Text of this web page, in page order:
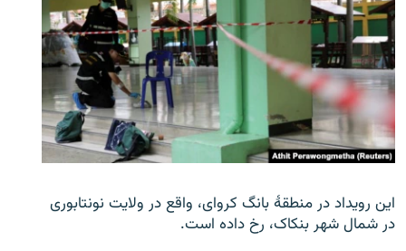
این رویداد در منطقۀ بانگ کروای، واقع در ولایت نونتابوری
در شمال شهر بنکاک، رخ داده است.